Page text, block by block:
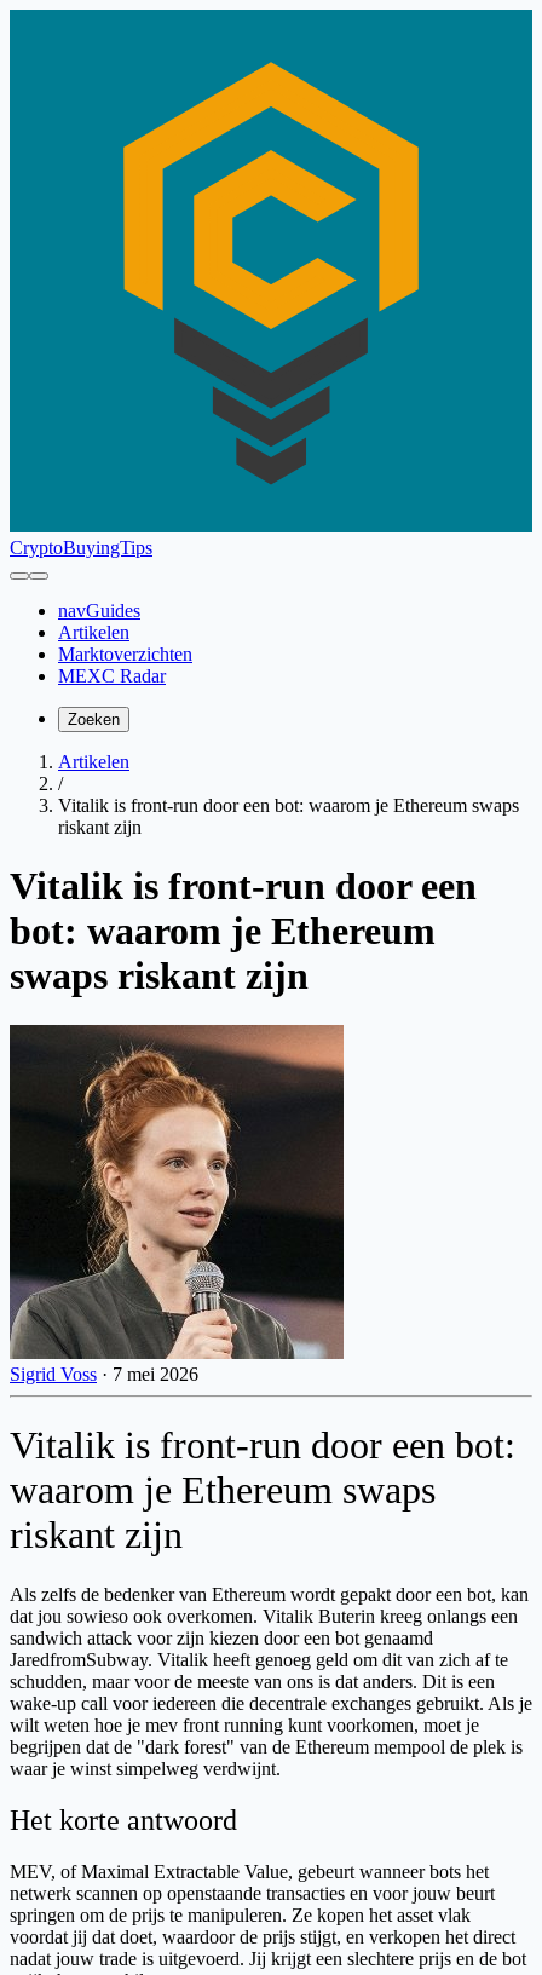
CryptoBuyingTips
navGuides
Artikelen
Marktoverzichten
MEXC Radar
Zoeken
Artikelen
/
Vitalik is front-run door een bot: waarom je Ethereum swaps
riskant zijn
Vitalik is front-run door een
bot: waarom je Ethereum
swaps riskant zijn
Sigrid Voss · 7 mei 2026
Vitalik is front-run door een bot:
waarom je Ethereum swaps
riskant zijn
Als zelfs de bedenker van Ethereum wordt gepakt door een bot, kan
dat jou sowieso ook overkomen. Vitalik Buterin kreeg onlangs een
sandwich attack voor zijn kiezen door een bot genaamd
JaredfromSubway. Vitalik heeft genoeg geld om dit van zich af te
schudden, maar voor de meeste van ons is dat anders. Dit is een
wake-up call voor iedereen die decentrale exchanges gebruikt. Als je
wilt weten hoe je mev front running kunt voorkomen, moet je
begrijpen dat de "dark forest" van de Ethereum mempool de plek is
waar je winst simpelweg verdwijnt.
Het korte antwoord
MEV, of Maximal Extractable Value, gebeurt wanneer bots het
netwerk scannen op openstaande transacties en voor jouw beurt
springen om de prijs te manipuleren. Ze kopen het asset vlak
voordat jij dat doet, waardoor de prijs stijgt, en verkopen het direct
nadat jouw trade is uitgevoerd. Jij krijgt een slechtere prijs en de bot